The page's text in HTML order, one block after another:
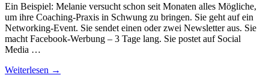
Ein Beispiel: Melanie versucht schon seit Monaten alles Mögliche,
um ihre Coaching-Praxis in Schwung zu bringen. Sie geht auf ein
Networking-Event. Sie sendet einen oder zwei Newsletter aus. Sie
macht Facebook-Werbung – 3 Tage lang. Sie postet auf Social
Media …
Weiterlesen →